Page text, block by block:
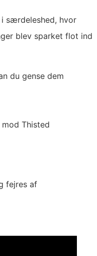
særdeleshed, hvor
blev sparket flot ind
du gense dem